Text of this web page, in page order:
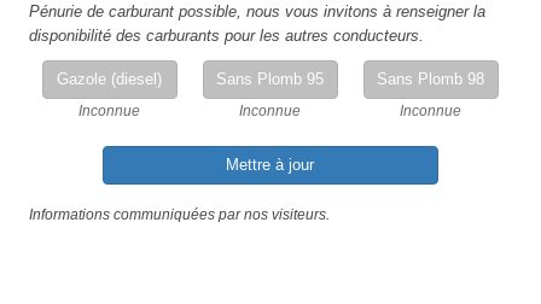
Pénurie de carburant possible, nous vous invitons à renseigner la
disponibilité des carburants pour les autres conducteurs.
Gazole (diesel)
Inconnue
Sans Plomb 95
Inconnue
Sans Plomb 98
Inconnue
Mettre à jour
Informations communiquées par nos visiteurs.